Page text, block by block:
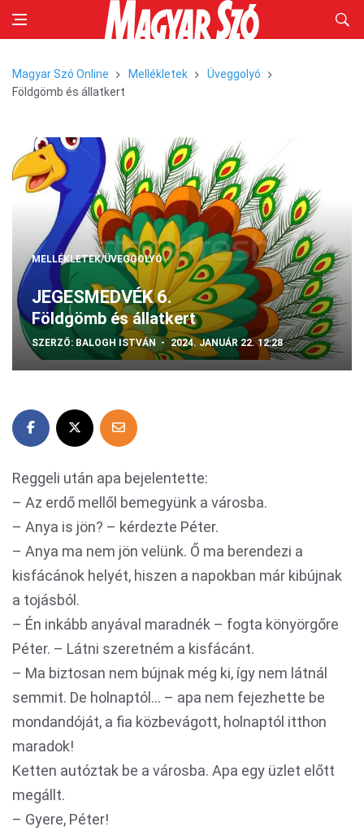
Magyar Szó Online Mellékletek
Üveggolyó
Földgömb és állatkert
MELLÉKLETEK/ÜVEGGOLYÓ
JEGESMEDVÉK 6.
Földgömb és állatkert
SZERZŐ: BALOGH ISTVÁN 2024. JANUÁR 22. 12:28
Reggeli után apa bejelentette:
– Az erdő mellől bemegyünk a városba.
– Anya is jön? – kérdezte Péter.
– Anya ma nem jön velünk. Ő ma berendezi a
kisfácánok helyét, hiszen a napokban már kibújnak
a tojásból.
– Én inkább anyával maradnék – fogta könyörgőre
Péter. – Látni szeretném a kisfácánt.
– Ma biztosan nem bújnak még ki, így nem látnál
semmit. De holnaptól… – apa nem fejezhette be
mondandóját, a fia közbevágott, holnaptól itthon
maradok!
Ketten autóztak be a városba. Apa egy üzlet előtt
megállt.
– Gyere, Péter!